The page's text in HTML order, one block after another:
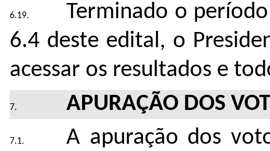
Terminado o
6.4 deste edital, o
acessar os resultados e
APURAÇÃO DOS
A apuração dos